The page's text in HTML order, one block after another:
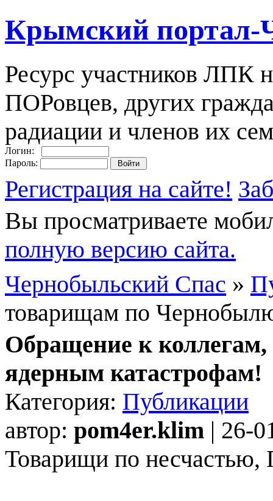
Крымский портал-
Ресурс участников ЛПК
ПОРовцев, других
радиации и членов их
Логин:
Пароль:
Регистрация на сайте!
Вы просматриваете
полную версию сайта.
Чернобыльский Спас »
товарищам по
Обращение к
ядерным катастрофам!
Категория: Публикации
автор: pom4er.klim | 26-
Товарищи по несчастью,